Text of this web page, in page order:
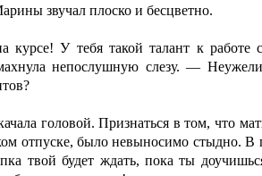
звучал плоско и бесцветно.
У тебя такой талант к работе с
непослушную слезу. —
головой. Признаться в том, что
отпуске, было невыносимо стыдно. В
твой будет ждать, пока ты